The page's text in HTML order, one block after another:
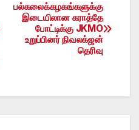
பல்கலைக்கழகங்களுக்கு
இடையிலான கராத்தே
போட்டிக்கு JKMO
உறுப்பினர் நிவலக்ஜன்
தெரிவு